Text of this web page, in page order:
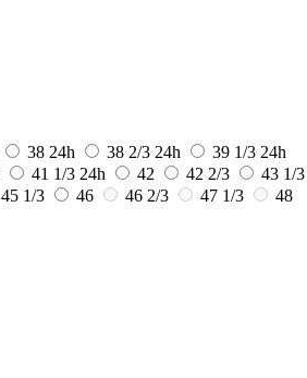
38 24h 38 2/3 24h 39 1/3 24h
41 1/3 24h 42 42 2/3
43 1/3
45 1/3 46 46 2/3 47 1/3
48